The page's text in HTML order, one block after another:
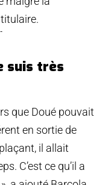
suis très
que Doué pouvait
en sortie de
il allait
C’est ce qu’il a